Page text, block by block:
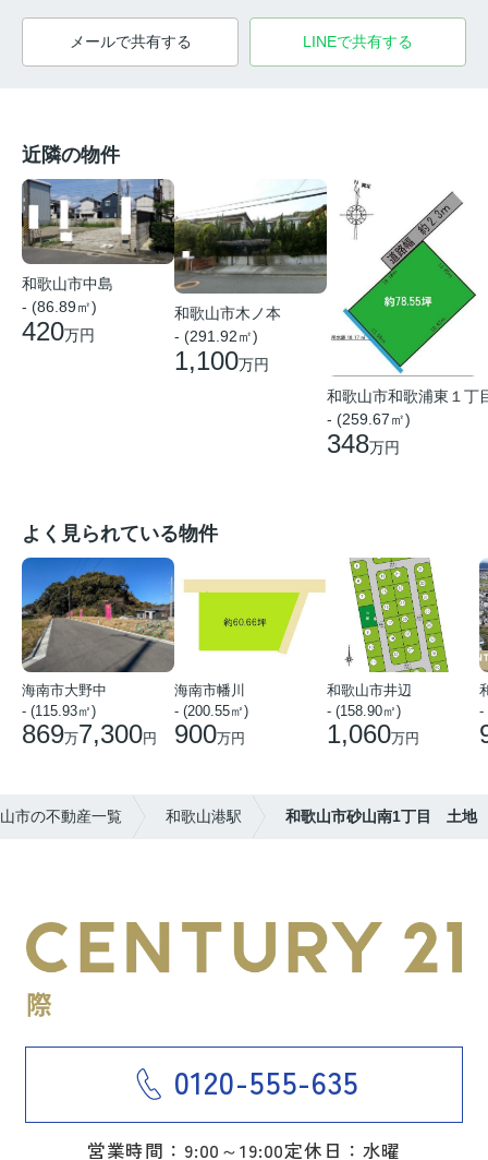
メールで共有する LINEで共有する
近隣の物件
和歌山市中島
- (86.89㎡)
420万円
和歌山市木ノ本
- (291.92㎡)
1,100万円
和歌山市和歌浦東１丁
- (259.67㎡)
348万円
よく見られている物件
海南市大野中
- (115.93㎡)
869万7,300円
海南市幡川
- (200.55㎡)
900万円
和歌山市井辺
- (158.90㎡)
1,060万円
-
市の不動産一覧 和歌山港駅 和歌山市砂山南1丁目 土地
0120-555-635
営業時間：9:00～19:00定休日：水曜